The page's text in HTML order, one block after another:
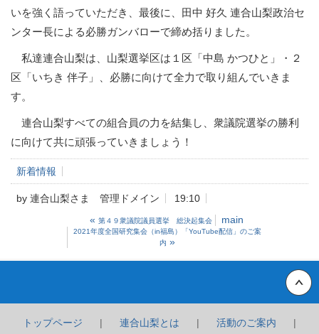
いを強く語っていただき、最後に、田中 好久 連合山梨政治セ
ンター長による必勝ガンバローで締め括りました。
私達連合山梨は、山梨選挙区は１区「中島 かつひと」・２
区「いちき 伴子」、必勝に向けて全力で取り組んでいきま
す。
連合山梨すべての組合員の力を結集し、衆議院選挙の勝利
に向けて共に頑張っていきましょう！
新着情報
by 連合山梨さま 管理ドメイン
19:10
« 第４９衆議院議員選挙 総決起集会 main
2021年度全国研究集会（in福島）「YouTube配信」のご案
内 »
トップページ 連合山梨とは 活動のご案内